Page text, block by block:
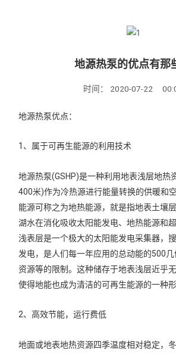
地源热泵的优点有那
时间： 2020-07-22
地源热泵优点：
1、属于可再生能源的利用技术
地源热泵(GSHP)是一种利用地表浅层地热
400米)作为冷热源进行能量转换的供暖和
能源可称之为地热能源，就是指地表土壤
湖水在消化吸收太阳能发电、地热能源和
浅表层是一个极大的太阳能发电采集器，
发电，是人们每一年应用的总动能的500几
资源等的限制。这种储存于地表浅层近乎
使得地能也成为清洁的可再生能源的一种形
2、高效节能，运行费低
地面或地表地热资源四季温度相对稳定，